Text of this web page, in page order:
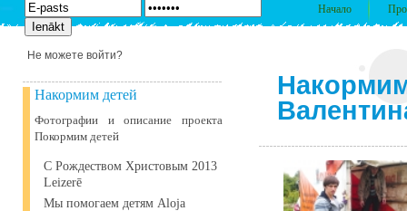
Начало
Не можете войти?
Накормим детей
Фотографии и описание проекта
Покормим детей
С Рождеством Христовым 2013
Leizerē
Мы помогаем детям Aloja